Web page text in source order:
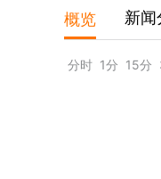
概览 新闻
分时 1分 15分